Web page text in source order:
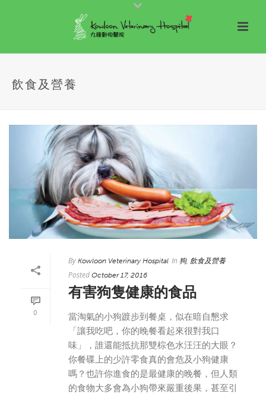
飲食及營養
0
By Kowloon Veterinary Hospital In 狗, 飲食及營養
Posted October 17, 2016
有害狗隻健康的食品
當淘氣的小狗踱步到餐桌，似在暗自懇求
「讓我吃吧，你的晚餐看起來很對我口
味」，誰還能抵抗那雙棕色水汪汪的大眼？
你餐碟上的少許零食真的會危及小狗健康
嗎？也許你進食的是最健康的晚餐，但人類
的食物大多會為小狗帶來嚴重後果，甚至引